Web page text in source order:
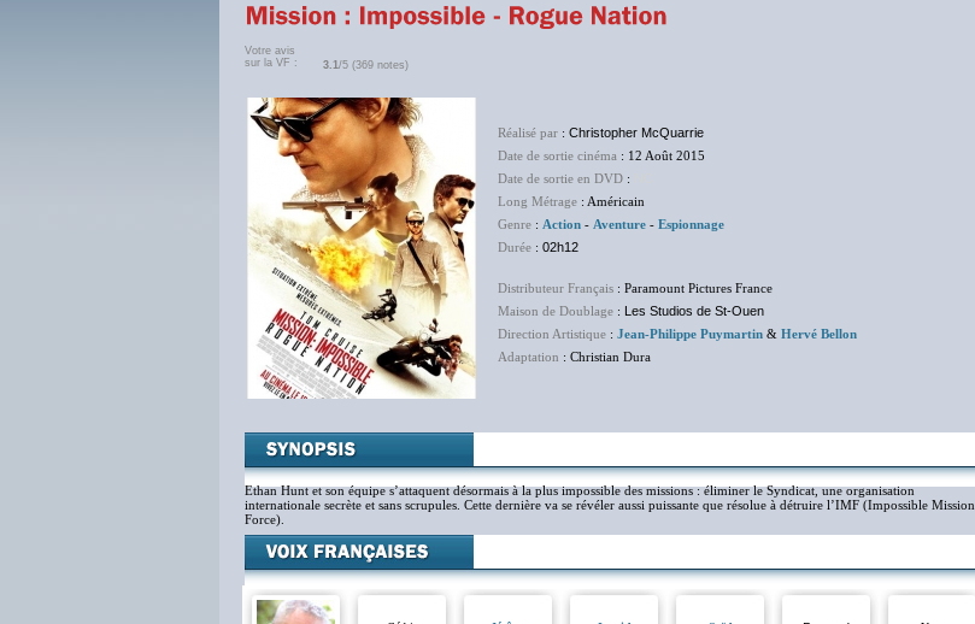
Votre avis
sur la VF :
3.1/5 (369 notes)
Réalisé par : Christopher McQuarrie
Date de sortie cinéma : 12 Août 2015
Date de sortie en DVD :
Long Métrage : Américain
Genre : Action - Aventure - Espionnage
Durée : 02h12
Distributeur Français : Paramount Pictures France
Maison de Doublage : Les Studios de St-Ouen
Direction Artistique : Jean-Philippe Puymartin & Hervé Bellon
Adaptation : Christian Dura
Ethan Hunt et son équipe s’attaquent désormais à la plus impossible des missions : éliminer le Syndicat, une organisation
internationale secrète et sans scrupules. Cette dernière va se révéler aussi puissante que résolue à détruire l’IMF (Impossible Mission
Force).